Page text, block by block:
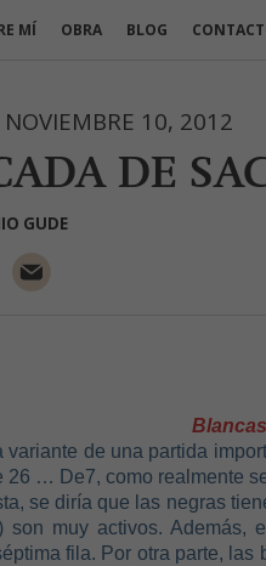
MÍ OBRA BLOG
NOVIEMBRE 10, 2012
DE
GUDE
variante de una partida
26 … De7, como realmente se
se diría que las negras
son muy activos. Además,
fila. Por otra parte,